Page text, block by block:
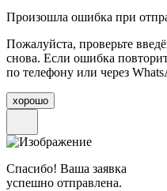
Произошла ошибка при
Пожалуйста, проверьте
снова. Если ошибка
по телефону или через
хорошо
Спасибо! Ваша заявка
успешно отправлена.